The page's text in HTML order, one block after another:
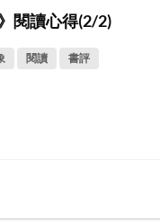
閱讀心得(2/2)
閱讀 書評